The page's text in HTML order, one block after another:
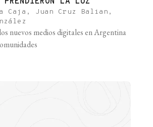
Caja, Juan Cruz Balian,
nuevos medios digitales en Argentina